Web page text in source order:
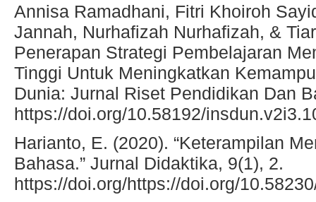
Annisa Ramadhani, Fitri Khoiroh
Jannah, Nurhafizah Nurhafizah, &
Penerapan Strategi Pembelajaran
Tinggi Untuk Meningkatkan
Dunia: Jurnal Riset Pendidikan Dan
https://doi.org/10.58192/
Harianto, E. (2020). “Keterampilan
Bahasa.” Jurnal Didaktika, 9(1), 2.
https://doi.org/https://doi.org/